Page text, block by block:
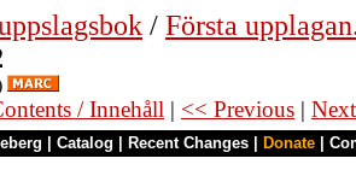
/ Första
/ Innehåll | << Previous |
Catalog Recent Changes Donate